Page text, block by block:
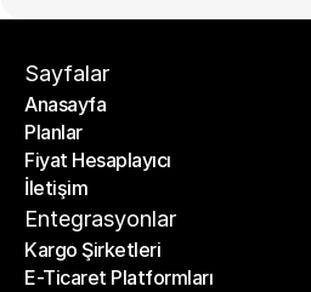
Sayfalar
Anasayfa
Anasayfa
Planlar
Planlar
Fiyat Hesaplayıcı
Fiyat Hesaplayıcı
İletişim
İletişim
Entegrasyonlar
Kargo Şirketleri
Kargo Şirketleri
E-Ticaret Platformları